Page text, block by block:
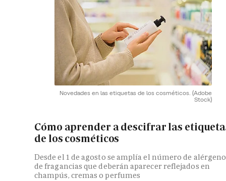
Novedades en las etiquetas de los cosméticos. (Adobe
Stock)
Cómo aprender a descifrar las
de los cosméticos
Desde el 1 de agosto se amplía el número de
de fragancias que deberán aparecer reflejados en
champús, cremas o perfumes